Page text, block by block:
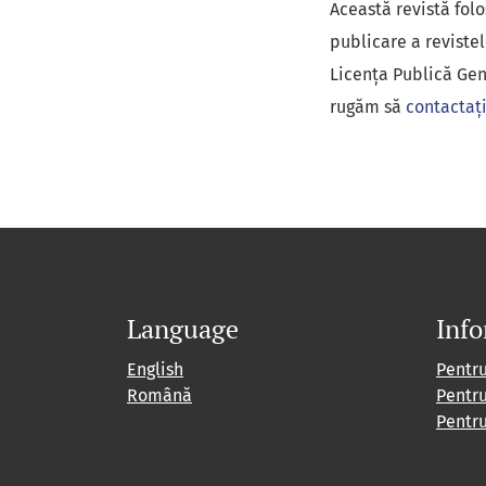
Această revistă
publicare a
Licența Publică
rugăm să
Language
English
Română